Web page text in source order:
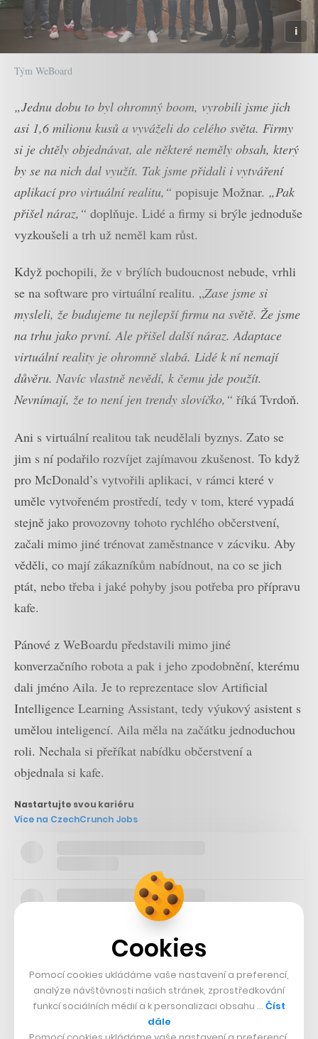
Tým WeBoard
„Jednu dobu to byl ohromný boom, vyrobili jsme jich
asi 1,6 milionu kusů a vyváželi do celého světa. Firmy
si je chtěly objednávat, ale některé neměly obsah, který
by se na nich dal využít. Tak jsme přidali i vytváření
aplikací pro virtuální realitu,“ popisuje Možnar. „Pak
přišel náraz,“ doplňuje. Lidé a firmy si brýle jednoduše
vyzkoušeli a trh už neměl kam růst.
Když pochopili, že v brýlích budoucnost nebude, vrhli
se na software pro virtuální realitu. „Zase jsme si
mysleli, že budujeme tu nejlepší firmu na světě. Že jsme
na trhu jako první. Ale přišel další náraz. Adaptace
virtuální reality je ohromně slabá. Lidé k ní nemají
důvěru. Navíc vlastně nevědí, k čemu jde použít.
Nevnímají, že to není jen trendy slovíčko,“ říká Tvrdoň.
Ani s virtuální realitou tak neudělali byznys. Zato se
jim s ní podařilo rozvíjet zajímavou zkušenost. To když
pro McDonald’s vytvořili aplikaci, v rámci které v
uměle vytvořeném prostředí, tedy v tom, které vypadá
stejně jako provozovny tohoto rychlého občerstvení,
začali mimo jiné trénovat zaměstnance v zácviku. Aby
věděli, co mají zákazníkům nabídnout, na co se jich
ptát, nebo třeba i jaké pohyby jsou potřeba pro přípravu
kafe.
Pánové z WeBoardu představili mimo jiné
konverzačního robota a pak i jeho zpodobnění, kterému
dali jméno Aila. Je to reprezentace slov Artificial
Intelligence Learning Assistant, tedy výukový asistent s
umělou inteligencí. Aila měla na začátku jednoduchou
roli. Nechala si přeříkat nabídku občerstvení a
objednala si kafe.
Nastartujte svou kariéru
Více na CzechCrunch Jobs
Cookies
Pomocí cookies ukládáme vaše nastavení a preferencí,
analýze návštěvnosti našich stránek, zprostředkování
funkcí sociálních médií a k personalizaci obsahu … Číst
dále